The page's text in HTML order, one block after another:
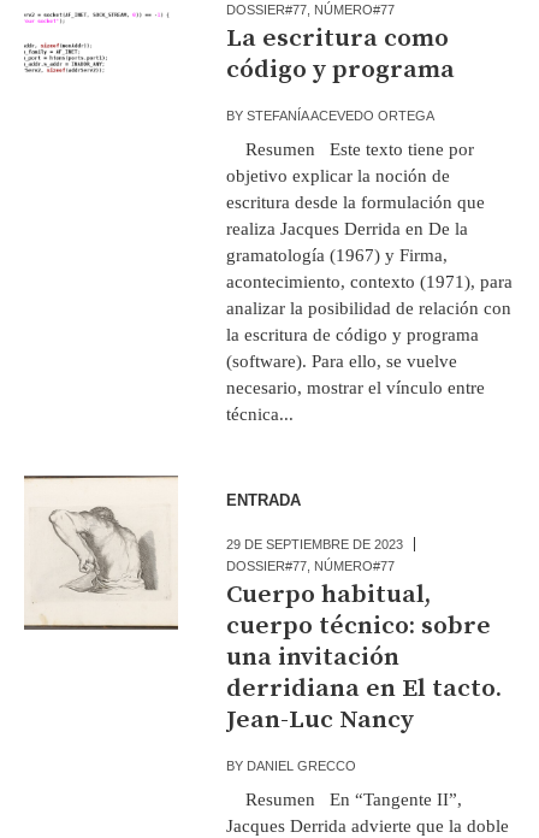
DOSSIER#77 NÚMERO#77
La escritura como
código y programa
BYSTEFANÍA ACEVEDO ORTEGA
Resumen Este texto tiene por
objetivo explicar la noción de
escritura desde la formulación que
realiza Jacques Derrida en De la
gramatología (1967) y Firma,
acontecimiento, contexto (1971), para
analizar la posibilidad de relación con
la escritura de código y programa
(software). Para ello, se vuelve
necesario, mostrar el vínculo entre
técnica...
ENTRADA
29 DE SEPTIEMBRE DE 2023
DOSSIER#77 NÚMERO#77
Cuerpo habitual,
cuerpo técnico: sobre
una invitación
derridiana en El tacto.
Jean-Luc Nancy
BY DANIEL GRECCO
Resumen En “Tangente II”,
Jacques Derrida advierte que la doble